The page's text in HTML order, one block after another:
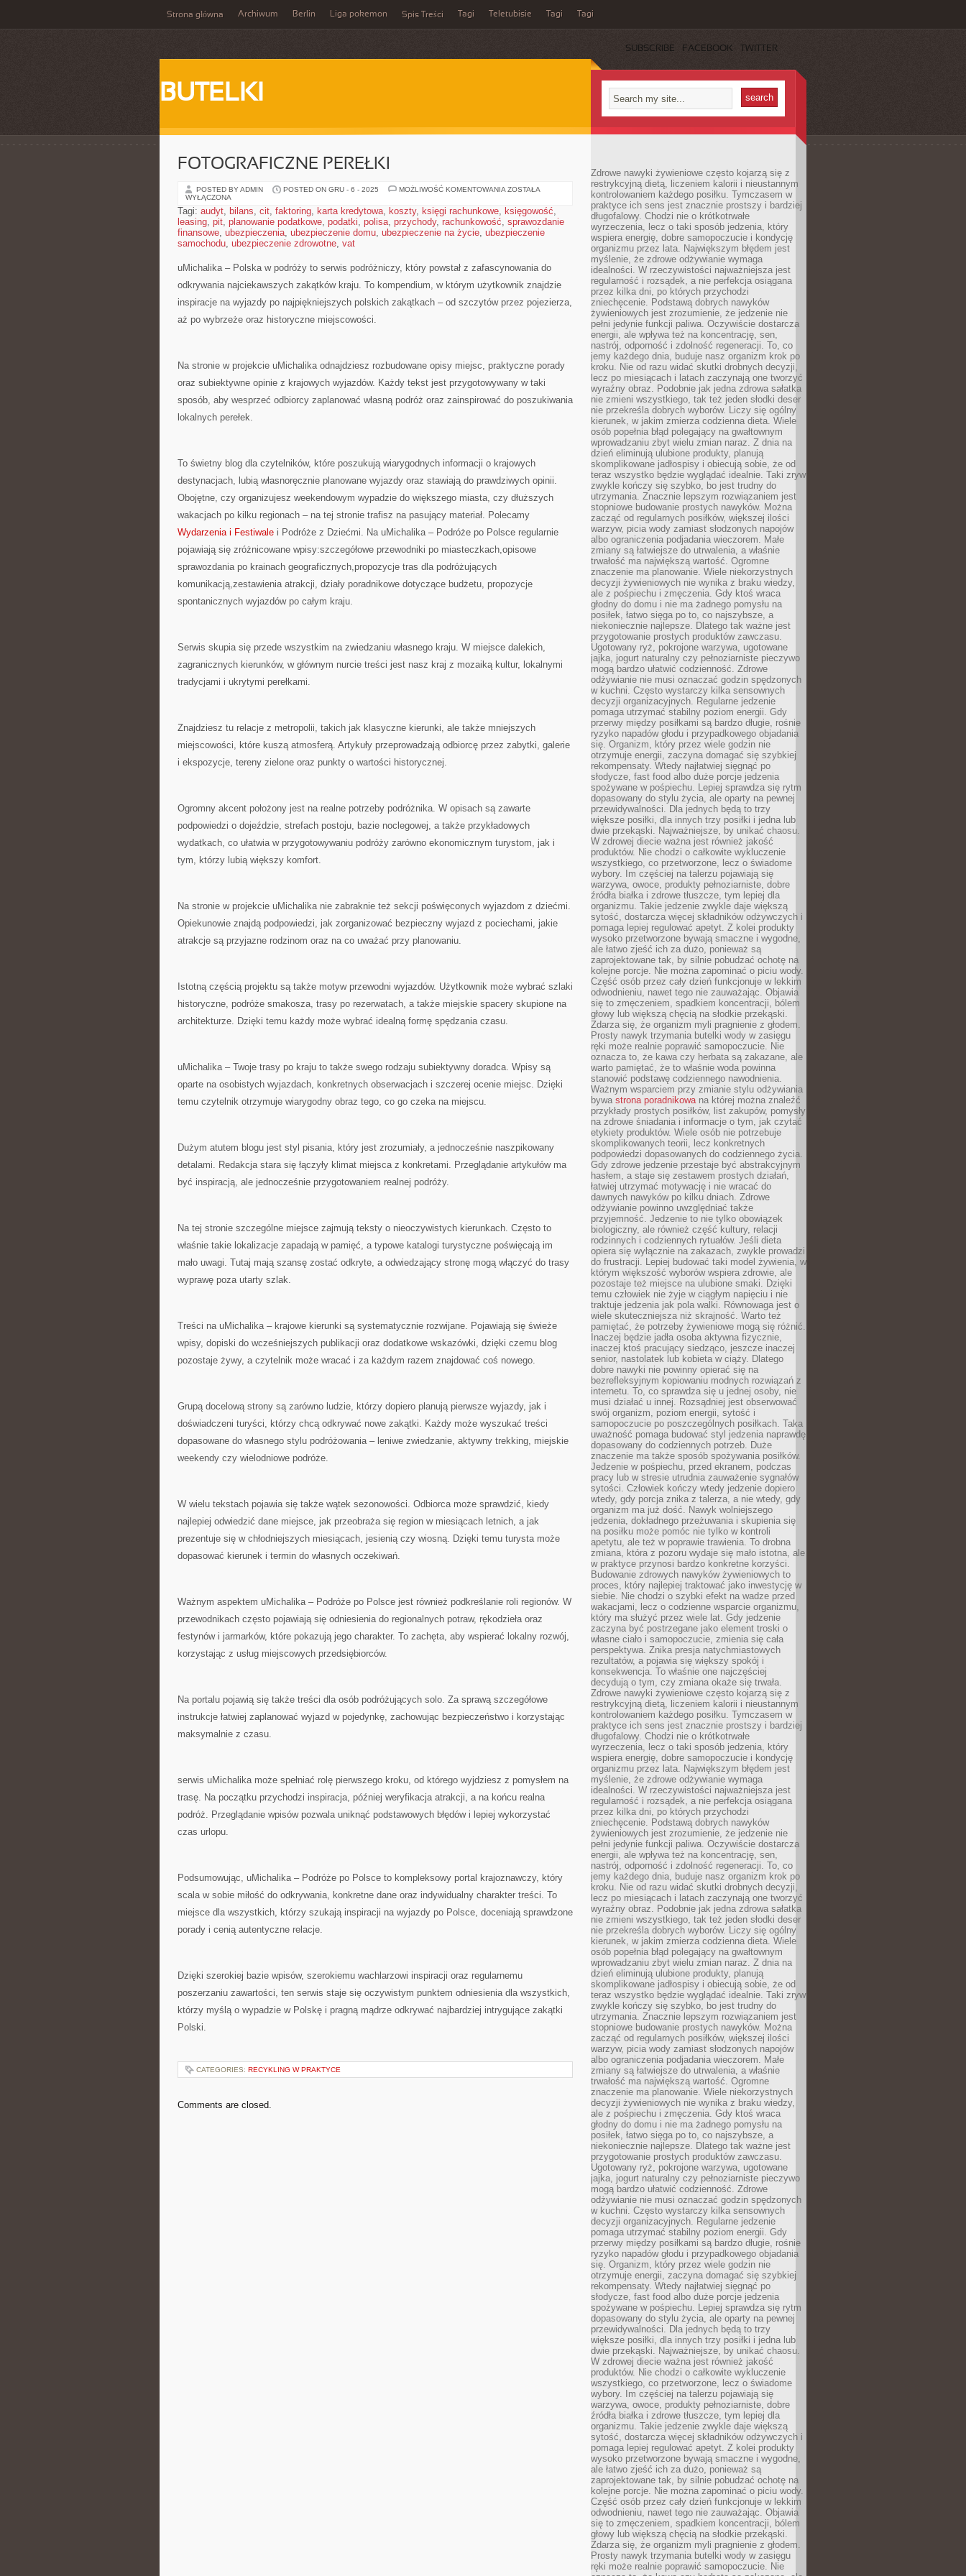
Strona główna Archiwum Berlin Liga pokemon Spis Treści Tagi Teletubisie Tagi Tagi
SUBSCRIBE FACEBOOK TWITTER
BUTELKI
FOTOGRAFICZNE PEREŁKI
POSTED BY ADMIN POSTED ON GRU - 6 - 2025 MOŻLIWOŚĆ KOMENTOWANIA FOTOGRAFICZNE
ZOSTAŁA
WYŁĄCZONA
Tagi: audyt, bilans, cit, faktoring, karta kredytowa, koszty, księgi rachunkowe, księgowość,
leasing, pit, planowanie podatkowe, podatki, polisa, przychody, rachunkowość, sprawozdanie
finansowe, ubezpieczenia, ubezpieczenie domu, ubezpieczenie na życie, ubezpieczenie
samochodu, ubezpieczenie zdrowotne, vat
uMichalika – Polska w podróży to serwis podróżniczy, który powstał z zafascynowania do
odkrywania najciekawszych zakątków kraju. To kompendium, w którym użytkownik znajdzie
inspiracje na wyjazdy po najpiękniejszych polskich zakątkach – od szczytów przez pojezierza,
aż po wybrzeże oraz historyczne miejscowości.
Na stronie w projekcie uMichalika odnajdziesz rozbudowane opisy miejsc, praktyczne porady
oraz subiektywne opinie z krajowych wyjazdów. Każdy tekst jest przygotowywany w taki
sposób, aby wesprzeć odbiorcy zaplanować własną podróż oraz zainspirować do poszukiwania
lokalnych perełek.
To świetny blog dla czytelników, które poszukują wiarygodnych informacji o krajowych
destynacjach, lubią własnoręcznie planowane wyjazdy oraz stawiają do prawdziwych opinii.
Obojętne, czy organizujesz weekendowym wypadzie do większego miasta, czy dłuższych
wakacjach po kilku regionach – na tej stronie trafisz na pasujący materiał. Polecamy
Wydarzenia i Festiwale i Podróże z Dziećmi. Na uMichalika – Podróże po Polsce regularnie
pojawiają się zróżnicowane wpisy:szczegółowe przewodniki po miasteczkach,opisowe
sprawozdania po krainach geograficznych,propozycje tras dla podróżujących
komunikacją,zestawienia atrakcji, działy poradnikowe dotyczące budżetu, propozycje
spontanicznych wyjazdów po całym kraju.
Serwis skupia się przede wszystkim na zwiedzaniu własnego kraju. W miejsce dalekich,
zagranicznych kierunków, w głównym nurcie treści jest nasz kraj z mozaiką kultur, lokalnymi
tradycjami i ukrytymi perełkami.
Znajdziesz tu relacje z metropolii, takich jak klasyczne kierunki, ale także mniejszych
miejscowości, które kuszą atmosferą. Artykuły przeprowadzają odbiorcę przez zabytki, galerie
i ekspozycje, tereny zielone oraz punkty o wartości historycznej.
Ogromny akcent położony jest na realne potrzeby podróżnika. W opisach są zawarte
podpowiedzi o dojeździe, strefach postoju, bazie noclegowej, a także przykładowych
wydatkach, co ułatwia w przygotowywaniu podróży zarówno ekonomicznym turystom, jak i
tym, którzy lubią większy komfort.
Na stronie w projekcie uMichalika nie zabraknie też sekcji poświęconych wyjazdom z dziećmi.
Opiekunowie znajdą podpowiedzi, jak zorganizować bezpieczny wyjazd z pociechami, jakie
atrakcje są przyjazne rodzinom oraz na co uważać przy planowaniu.
Istotną częścią projektu są także motyw przewodni wyjazdów. Użytkownik może wybrać szlaki
historyczne, podróże smakosza, trasy po rezerwatach, a także miejskie spacery skupione na
architekturze. Dzięki temu każdy może wybrać idealną formę spędzania czasu.
uMichalika – Twoje trasy po kraju to także swego rodzaju subiektywny doradca. Wpisy są
oparte na osobistych wyjazdach, konkretnych obserwacjach i szczerej ocenie miejsc. Dzięki
temu czytelnik otrzymuje wiarygodny obraz tego, co go czeka na miejscu.
Dużym atutem blogu jest styl pisania, który jest zrozumiały, a jednocześnie naszpikowany
detalami. Redakcja stara się łączyły klimat miejsca z konkretami. Przeglądanie artykułów ma
być inspiracją, ale jednocześnie przygotowaniem realnej podróży.
Na tej stronie szczególne miejsce zajmują teksty o nieoczywistych kierunkach. Często to
właśnie takie lokalizacje zapadają w pamięć, a typowe katalogi turystyczne poświęcają im
mało uwagi. Tutaj mają szansę zostać odkryte, a odwiedzający stronę mogą włączyć do trasy
wyprawę poza utarty szlak.
Treści na uMichalika – krajowe kierunki są systematycznie rozwijane. Pojawiają się świeże
wpisy, dopiski do wcześniejszych publikacji oraz dodatkowe wskazówki, dzięki czemu blog
pozostaje żywy, a czytelnik może wracać i za każdym razem znajdować coś nowego.
Grupą docelową strony są zarówno ludzie, którzy dopiero planują pierwsze wyjazdy, jak i
doświadczeni turyści, którzy chcą odkrywać nowe zakątki. Każdy może wyszukać treści
dopasowane do własnego stylu podróżowania – leniwe zwiedzanie, aktywny trekking, miejskie
weekendy czy wielodniowe podróże.
W wielu tekstach pojawia się także wątek sezonowości. Odbiorca może sprawdzić, kiedy
najlepiej odwiedzić dane miejsce, jak przeobraża się region w miesiącach letnich, a jak
prezentuje się w chłodniejszych miesiącach, jesienią czy wiosną. Dzięki temu turysta może
dopasować kierunek i termin do własnych oczekiwań.
Ważnym aspektem uMichalika – Podróże po Polsce jest również podkreślanie roli regionów. W
przewodnikach często pojawiają się odniesienia do regionalnych potraw, rękodzieła oraz
festynów i jarmarków, które pokazują jego charakter. To zachęta, aby wspierać lokalny rozwój,
korzystając z usług miejscowych przedsiębiorców.
Na portalu pojawią się także treści dla osób podróżujących solo. Za sprawą szczegółowe
instrukcje łatwiej zaplanować wyjazd w pojedynkę, zachowując bezpieczeństwo i korzystając
maksymalnie z czasu.
serwis uMichalika może spełniać rolę pierwszego kroku, od którego wyjdziesz z pomysłem na
trasę. Na początku przychodzi inspiracja, później weryfikacja atrakcji, a na końcu realna
podróż. Przeglądanie wpisów pozwala uniknąć podstawowych błędów i lepiej wykorzystać
czas urlopu.
Podsumowując, uMichalika – Podróże po Polsce to kompleksowy portal krajoznawczy, który
scala w sobie miłość do odkrywania, konkretne dane oraz indywidualny charakter treści. To
miejsce dla wszystkich, którzy szukają inspiracji na wyjazdy po Polsce, doceniają sprawdzone
porady i cenią autentyczne relacje.
Dzięki szerokiej bazie wpisów, szerokiemu wachlarzowi inspiracji oraz regularnemu
poszerzaniu zawartości, ten serwis staje się oczywistym punktem odniesienia dla wszystkich,
którzy myślą o wypadzie w Polskę i pragną mądrze odkrywać najbardziej intrygujące zakątki
Polski.
CATEGORIES: RECYKLING W PRAKTYCE
Comments are closed.
Zdrowe nawyki żywieniowe często kojarzą się z
restrykcyjną dietą, liczeniem kalorii i nieustannym
kontrolowaniem każdego posiłku. Tymczasem w
praktyce ich sens jest znacznie prostszy i bardziej
długofalowy. Chodzi nie o krótkotrwałe
wyrzeczenia, lecz o taki sposób jedzenia, który
wspiera energię, dobre samopoczucie i kondycję
organizmu przez lata. Największym błędem jest
myślenie, że zdrowe odżywianie wymaga
idealności. W rzeczywistości najważniejsza jest
regularność i rozsądek, a nie perfekcja osiągana
przez kilka dni, po których przychodzi
zniechęcenie. Podstawą dobrych nawyków
żywieniowych jest zrozumienie, że jedzenie nie
pełni jedynie funkcji paliwa. Oczywiście dostarcza
energii, ale wpływa też na koncentrację, sen,
nastrój, odporność i zdolność regeneracji. To, co
jemy każdego dnia, buduje nasz organizm krok po
kroku. Nie od razu widać skutki drobnych decyzji,
lecz po miesiącach i latach zaczynają one tworzyć
wyraźny obraz. Podobnie jak jedna zdrowa sałatka
nie zmieni wszystkiego, tak też jeden słodki deser
nie przekreśla dobrych wyborów. Liczy się ogólny
kierunek, w jakim zmierza codzienna dieta. Wiele
osób popełnia błąd polegający na gwałtownym
wprowadzaniu zbyt wielu zmian naraz. Z dnia na
dzień eliminują ulubione produkty, planują
skomplikowane jadłospisy i obiecują sobie, że od
teraz wszystko będzie wyglądać idealnie. Taki zryw
zwykle kończy się szybko, bo jest trudny do
utrzymania. Znacznie lepszym rozwiązaniem jest
stopniowe budowanie prostych nawyków. Można
zacząć od regularnych posiłków, większej ilości
warzyw, picia wody zamiast słodzonych napojów
albo ograniczenia podjadania wieczorem. Małe
zmiany są łatwiejsze do utrwalenia, a właśnie
trwałość ma największą wartość. Ogromne
znaczenie ma planowanie. Wiele niekorzystnych
decyzji żywieniowych nie wynika z braku wiedzy,
ale z pośpiechu i zmęczenia. Gdy ktoś wraca
głodny do domu i nie ma żadnego pomysłu na
posiłek, łatwo sięga po to, co najszybsze, a
niekoniecznie najlepsze. Dlatego tak ważne jest
przygotowanie prostych produktów zawczasu.
Ugotowany ryż, pokrojone warzywa, ugotowane
jajka, jogurt naturalny czy pełnoziarniste pieczywo
mogą bardzo ułatwić codzienność. Zdrowe
odżywianie nie musi oznaczać godzin spędzonych
w kuchni. Często wystarczy kilka sensownych
decyzji organizacyjnych. Regularne jedzenie
pomaga utrzymać stabilny poziom energii. Gdy
przerwy między posiłkami są bardzo długie, rośnie
ryzyko napadów głodu i przypadkowego objadania
się. Organizm, który przez wiele godzin nie
otrzymuje energii, zaczyna domagać się szybkiej
rekompensaty. Wtedy najłatwiej sięgnąć po
słodycze, fast food albo duże porcje jedzenia
spożywane w pośpiechu. Lepiej sprawdza się rytm
dopasowany do stylu życia, ale oparty na pewnej
przewidywalności. Dla jednych będą to trzy
większe posiłki, dla innych trzy posiłki i jedna lub
dwie przekąski. Najważniejsze, by unikać chaosu.
W zdrowej diecie ważna jest również jakość
produktów. Nie chodzi o całkowite wykluczenie
wszystkiego, co przetworzone, lecz o świadome
wybory. Im częściej na talerzu pojawiają się
warzywa, owoce, produkty pełnoziarniste, dobre
źródła białka i zdrowe tłuszcze, tym lepiej dla
organizmu. Takie jedzenie zwykle daje większą
sytość, dostarcza więcej składników odżywczych i
pomaga lepiej regulować apetyt. Z kolei produkty
wysoko przetworzone bywają smaczne i wygodne,
ale łatwo zjeść ich za dużo, ponieważ są
zaprojektowane tak, by silnie pobudzać ochotę na
kolejne porcje. Nie można zapominać o piciu wody.
Część osób przez cały dzień funkcjonuje w lekkim
odwodnieniu, nawet tego nie zauważając. Objawia
się to zmęczeniem, spadkiem koncentracji, bólem
głowy lub większą chęcią na słodkie przekąski.
Zdarza się, że organizm myli pragnienie z głodem.
Prosty nawyk trzymania butelki wody w zasięgu
ręki może realnie poprawić samopoczucie. Nie
oznacza to, że kawa czy herbata są zakazane, ale
warto pamiętać, że to właśnie woda powinna
stanowić podstawę codziennego nawodnienia.
Ważnym wsparciem przy zmianie stylu odżywiania
bywa strona poradnikowana której można znaleźć
przykłady prostych posiłków, list zakupów, pomysły
na zdrowe śniadania i informacje o tym, jak czytać
etykiety produktów. Wiele osób nie potrzebuje
skomplikowanych teorii, lecz konkretnych
podpowiedzi dopasowanych do codziennego życia.
Gdy zdrowe jedzenie przestaje być abstrakcyjnym
hasłem, a staje się zestawem prostych działań,
łatwiej utrzymać motywację i nie wracać do
dawnych nawyków po kilku dniach. Zdrowe
odżywianie powinno uwzględniać także
przyjemność. Jedzenie to nie tylko obowiązek
biologiczny, ale również część kultury, relacji
rodzinnych i codziennych rytuałów. Jeśli dieta
opiera się wyłącznie na zakazach, zwykle prowadzi
do frustracji. Lepiej budować taki model żywienia, w
którym większość wyborów wspiera zdrowie, ale
pozostaje też miejsce na ulubione smaki. Dzięki
temu człowiek nie żyje w ciągłym napięciu i nie
traktuje jedzenia jak pola walki. Równowaga jest o
wiele skuteczniejsza niż skrajność. Warto też
pamiętać, że potrzeby żywieniowe mogą się różnić.
Inaczej będzie jadła osoba aktywna fizycznie,
inaczej ktoś pracujący siedząco, jeszcze inaczej
senior, nastolatek lub kobieta w ciąży. Dlatego
dobre nawyki nie powinny opierać się na
bezrefleksyjnym kopiowaniu modnych rozwiązań z
internetu. To, co sprawdza się u jednej osoby, nie
musi działać u innej. Rozsądniej jest obserwować
swój organizm, poziom energii, sytość i
samopoczucie po poszczególnych posiłkach. Taka
uważność pomaga budować styl jedzenia naprawdę
dopasowany do codziennych potrzeb. Duże
znaczenie ma także sposób spożywania posiłków.
Jedzenie w pośpiechu, przed ekranem, podczas
pracy lub w stresie utrudnia zauważenie sygnałów
sytości. Człowiek kończy wtedy jedzenie dopiero
wtedy, gdy porcja znika z talerza, a nie wtedy, gdy
organizm ma już dość. Nawyk wolniejszego
jedzenia, dokładnego przeżuwania i skupienia się
na posiłku może pomóc nie tylko w kontroli
apetytu, ale też w poprawie trawienia. To drobna
zmiana, która z pozoru wydaje się mało istotna, ale
w praktyce przynosi bardzo konkretne korzyści.
Budowanie zdrowych nawyków żywieniowych to
proces, który najlepiej traktować jako inwestycję w
siebie. Nie chodzi o szybki efekt na wadze przed
wakacjami, lecz o codzienne wsparcie organizmu,
który ma służyć przez wiele lat. Gdy jedzenie
zaczyna być postrzegane jako element troski o
własne ciało i samopoczucie, zmienia się cała
perspektywa. Znika presja natychmiastowych
rezultatów, a pojawia się większy spokój i
konsekwencja. To właśnie one najczęściej
decydują o tym, czy zmiana okaże się trwała.
Zdrowe nawyki żywieniowe często kojarzą się z
restrykcyjną dietą, liczeniem kalorii i nieustannym
kontrolowaniem każdego posiłku. Tymczasem w
praktyce ich sens jest znacznie prostszy i bardziej
długofalowy. Chodzi nie o krótkotrwałe
wyrzeczenia, lecz o taki sposób jedzenia, który
wspiera energię, dobre samopoczucie i kondycję
organizmu przez lata. Największym błędem jest
myślenie, że zdrowe odżywianie wymaga
idealności. W rzeczywistości najważniejsza jest
regularność i rozsądek, a nie perfekcja osiągana
przez kilka dni, po których przychodzi
zniechęcenie. Podstawą dobrych nawyków
żywieniowych jest zrozumienie, że jedzenie nie
pełni jedynie funkcji paliwa. Oczywiście dostarcza
energii, ale wpływa też na koncentrację, sen,
nastrój, odporność i zdolność regeneracji. To, co
jemy każdego dnia, buduje nasz organizm krok po
kroku. Nie od razu widać skutki drobnych decyzji,
lecz po miesiącach i latach zaczynają one tworzyć
wyraźny obraz. Podobnie jak jedna zdrowa sałatka
nie zmieni wszystkiego, tak też jeden słodki deser
nie przekreśla dobrych wyborów. Liczy się ogólny
kierunek, w jakim zmierza codzienna dieta. Wiele
osób popełnia błąd polegający na gwałtownym
wprowadzaniu zbyt wielu zmian naraz. Z dnia na
dzień eliminują ulubione produkty, planują
skomplikowane jadłospisy i obiecują sobie, że od
teraz wszystko będzie wyglądać idealnie. Taki zryw
zwykle kończy się szybko, bo jest trudny do
utrzymania. Znacznie lepszym rozwiązaniem jest
stopniowe budowanie prostych nawyków. Można
zacząć od regularnych posiłków, większej ilości
warzyw, picia wody zamiast słodzonych napojów
albo ograniczenia podjadania wieczorem. Małe
zmiany są łatwiejsze do utrwalenia, a właśnie
trwałość ma największą wartość. Ogromne
znaczenie ma planowanie. Wiele niekorzystnych
decyzji żywieniowych nie wynika z braku wiedzy,
ale z pośpiechu i zmęczenia. Gdy ktoś wraca
głodny do domu i nie ma żadnego pomysłu na
posiłek, łatwo sięga po to, co najszybsze, a
niekoniecznie najlepsze. Dlatego tak ważne jest
przygotowanie prostych produktów zawczasu.
Ugotowany ryż, pokrojone warzywa, ugotowane
jajka, jogurt naturalny czy pełnoziarniste pieczywo
mogą bardzo ułatwić codzienność. Zdrowe
odżywianie nie musi oznaczać godzin spędzonych
w kuchni. Często wystarczy kilka sensownych
decyzji organizacyjnych. Regularne jedzenie
pomaga utrzymać stabilny poziom energii. Gdy
przerwy między posiłkami są bardzo długie, rośnie
ryzyko napadów głodu i przypadkowego objadania
się. Organizm, który przez wiele godzin nie
otrzymuje energii, zaczyna domagać się szybkiej
rekompensaty. Wtedy najłatwiej sięgnąć po
słodycze, fast food albo duże porcje jedzenia
spożywane w pośpiechu. Lepiej sprawdza się rytm
dopasowany do stylu życia, ale oparty na pewnej
przewidywalności. Dla jednych będą to trzy
większe posiłki, dla innych trzy posiłki i jedna lub
dwie przekąski. Najważniejsze, by unikać chaosu.
W zdrowej diecie ważna jest również jakość
produktów. Nie chodzi o całkowite wykluczenie
wszystkiego, co przetworzone, lecz o świadome
wybory. Im częściej na talerzu pojawiają się
warzywa, owoce, produkty pełnoziarniste, dobre
źródła białka i zdrowe tłuszcze, tym lepiej dla
organizmu. Takie jedzenie zwykle daje większą
sytość, dostarcza więcej składników odżywczych i
pomaga lepiej regulować apetyt. Z kolei produkty
wysoko przetworzone bywają smaczne i wygodne,
ale łatwo zjeść ich za dużo, ponieważ są
zaprojektowane tak, by silnie pobudzać ochotę na
kolejne porcje. Nie można zapominać o piciu wody.
Część osób przez cały dzień funkcjonuje w lekkim
odwodnieniu, nawet tego nie zauważając. Objawia
się to zmęczeniem, spadkiem koncentracji, bólem
głowy lub większą chęcią na słodkie przekąski.
Zdarza się, że organizm myli pragnienie z głodem.
Prosty nawyk trzymania butelki wody w zasięgu
ręki może realnie poprawić samopoczucie. Nie